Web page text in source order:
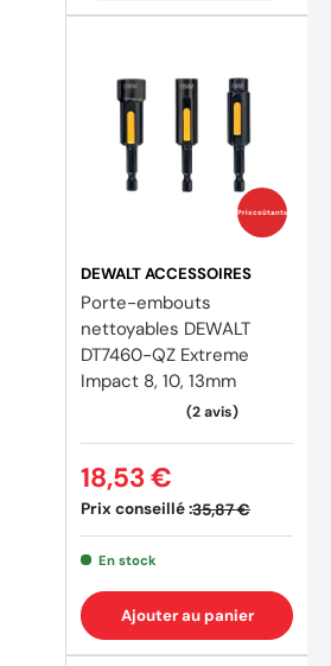
Prix coûtants
DEWALT ACCESSOIRES
Porte-embouts
nettoyables DEWALT
DT7460-QZ Extreme
Impact 8, 10, 13mm
Prix conseillé :35,87 €
18,53 €
En stock
Ajouter au panier